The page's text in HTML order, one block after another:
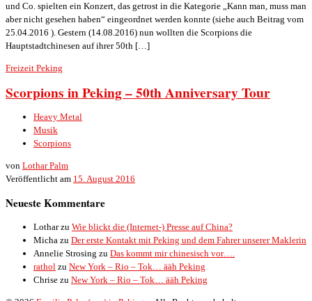
und Co. spielten ein Konzert, das getrost in die Kategorie „Kann man, muss man
aber nicht gesehen haben“ eingeordnet werden konnte (siehe auch Beitrag vom
25.04.2016 ). Gestern (14.08.2016) nun wollten die Scorpions die
Hauptstadtchinesen auf ihrer 50th […]
Freizeit Peking
Scorpions in Peking – 50th Anniversary Tour
Heavy Metal
Musik
Scorpions
von Lothar Palm
Veröffentlicht am 15. August 2016
Neueste Kommentare
Lotharzu Wie blickt die (Internet-) Presse auf China?
Micha zu Der erste Kontakt mit Peking und dem Fahrer unserer Maklerin
Annelie Strosing zu Das kommt mir chinesisch vor….
rathol zu New York – Rio – Tok… ääh Peking
Chrise zu New York – Rio – Tok… ääh Peking